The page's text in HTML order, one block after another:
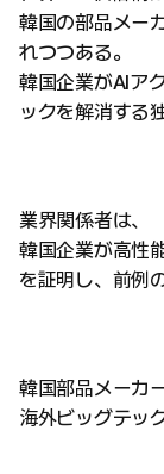
韓国の部品メー
れつつある。
韓国企業がAIア
ックを解消する
業界関係者は、
韓国企業が高性
を証明し、前例
韓国部品メーカ
海外ビッグテッ